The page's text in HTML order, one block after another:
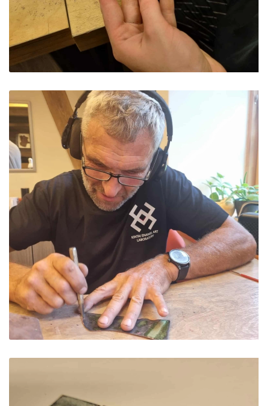
ES projektas GENIUS LOCI. Partnerių susitikimas
ES Projektas GENIUS LOCI. Tarptautinis muziejų
projektas
Projektai